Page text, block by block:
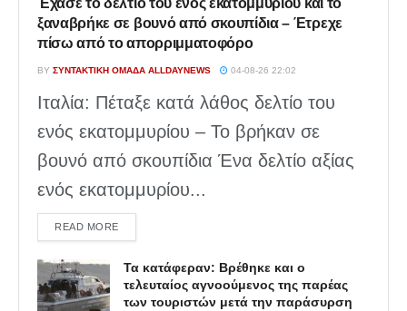
Έχασε το δελτίο του ενός εκατομμυρίου και το
ξαναβρήκε σε βουνό από σκουπίδια – Έτρεχε
πίσω από το απορριμματοφόρο
BY ΣΥΝΤΑΚΤΙΚΉ ΟΜΆΔΑ ALLDAYNEWS 04-08-26 22:02
Ιταλία: Πέταξε κατά λάθος δελτίο του
ενός εκατομμυρίου – Το βρήκαν σε
βουνό από σκουπίδια Ένα δελτίο αξίας
ενός εκατομμυρίου...
READ MOREDETAILS
Τα κατάφεραν: Βρέθηκε και ο
τελευταίος αγνοούμενος της παρέας
των τουριστών μετά την παράσυρση